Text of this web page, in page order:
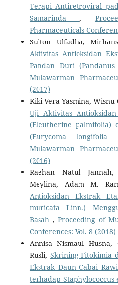
Terapi Antiretroviral
Samarinda,
Pharmaceuticals
Sulton Ulfadha,
Aktivitas Antioksidan
Pandan Duri
Mulawarman
(2017)
Kiki Vera Yasmina, Wisnu
Uji Aktivitas
(Eleutherine palmifolia)
(Eurycoma
Mulawarman
(2016)
Raehan Natul
Meylina, Adam M.
Antioksidan Ekstrak
muricata Linn.)
Basah ,Proceeding of
Conferences: Vol. 8 (2018)
Annisa Nismaul Husna,
Rusli, Skrining Fitokimia
Ekstrak Daun Cabai
terhadap Staphylococcus